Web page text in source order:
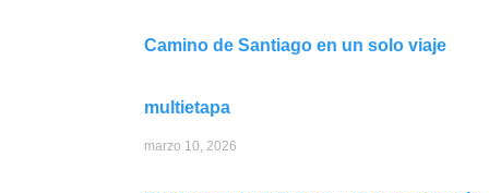
Camino de Santiago en un solo viaje
multietapa
marzo 10, 2026